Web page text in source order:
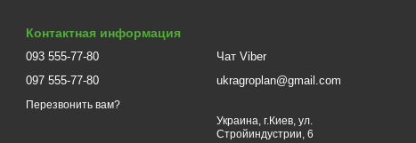
Контактная информация
093 555-77-80
097 555-77-80
Перезвонить вам?
Чат Viber
ukragroplan@gmail.com
Украина, г.Киев, ул.
Стройиндустрии, 6